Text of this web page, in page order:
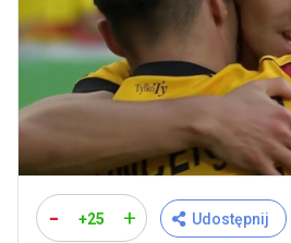
- +25 + Udostępnij